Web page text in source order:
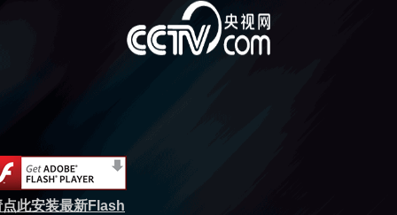
点此安装最新Flash